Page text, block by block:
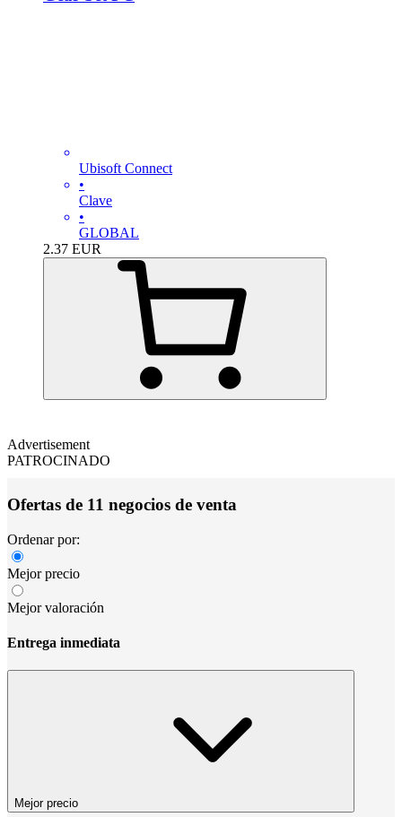
Ubisoft Connect
•
Clave
•
GLOBAL
2.37 EUR
Advertisement
PATROCINADO
Ofertas de 11 negocios de venta
Ordenar por:
Mejor precio
Mejor valoración
Entrega inmediata
Mejor precio